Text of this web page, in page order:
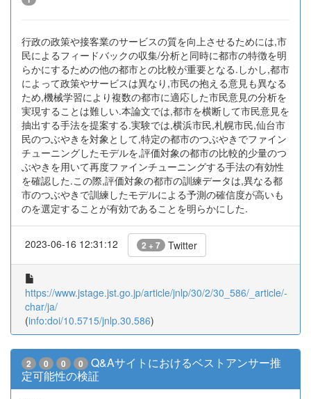
行政の政策や接客業のサービスの質を向上させるためには,市
民によるフィードバックの収集/分析と同時に都市の特徴を明
らかにするための他の都市との比較が重要となる.しかし,都市
によって政策やサービスは異なり,市民の抱える意見も異なる
ため,機械学習により複数の都市に適応した市民意見の分析を
実現することは難しい.本論文では,都市を横断して市民意見を
抽出する手法を提案する.実験では,横浜市民,札幌市民,仙台市
民のつぶやきを対象として,特定の都市のつぶやきでファイン
チューニングしたモデルを,評価対象の都市の比較的少量のつ
ぶやきを用いて再度ファインチューニングする手法の有効性
を確認した.この際,評価対象の都市の訓練データは,異なる都
市のつぶやきで訓練したモデルによる予測の確信度が高いも
のを選定することが有効であることを明らかにした.
2023-06-16 12:31:12 2 + 7 Twitter
https://www.jstage.jst.go.jp/article/jnlp/30/2/30_586/_article/-
char/ja/
(info:doi/10.5715/jnlp.30.586)
2 0 0 0
Q&Aサイトにおけるベストアンサー推
定可能性の検証